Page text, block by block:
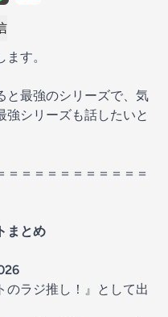
す。
と最強のシリーズで、気
強シリーズも話したいと
＝＝＝＝＝＝＝＝＝＝＝
まとめ
のラジ推し！』として出